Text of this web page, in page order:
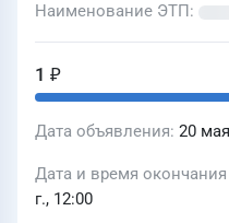
Наименование ЭТП
1 ₽
Дата объявления 20
Дата и время
г., 12:00